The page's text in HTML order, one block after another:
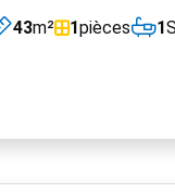
43m² 1pièces 1